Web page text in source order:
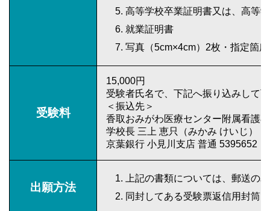
高等学校卒業証明書又は、高等
就業証明書
写真（5cm×4cm）2枚・指定箇
受験料
15,000円
受験者氏名で、下記へ振り込みして
＜振込先＞
香取おみがわ医療センター附属看護
学校長 三上 恵只（みかみ けいじ）
京葉銀行 小見川支店 普通 5395652
出願方法
上記の書類については、郵送の
同封してある受験票返信用封筒